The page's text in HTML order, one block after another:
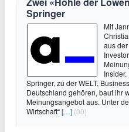
Springer
Mit
aus
Springer, zu der WELT,
Deutschland gehören, baut ihr
Meinungsangebot aus. Unter
Wirtschaft“[…] (00)